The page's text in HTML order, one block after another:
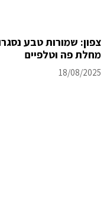
צפון: שמורות טבע
מחלת פה וטלפיים
18/08/2025